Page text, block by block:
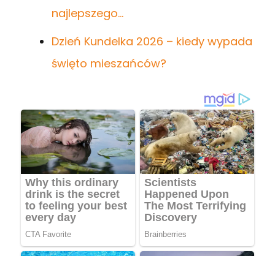
najlepszego…
Dzień Kundelka 2026 – kiedy wypada
święto mieszańców?